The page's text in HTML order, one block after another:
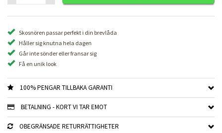
Skosnören passar perfekt i din brevlåda
Håller sig knutna hela dagen
Går inte sönder eller fransar sig
Få en unik look
100% PENGAR TILLBAKA GARANTI
BETALNING - KORT VI TAR EMOT
OBEGRÄNSADE RETURRÄTTIGHETER